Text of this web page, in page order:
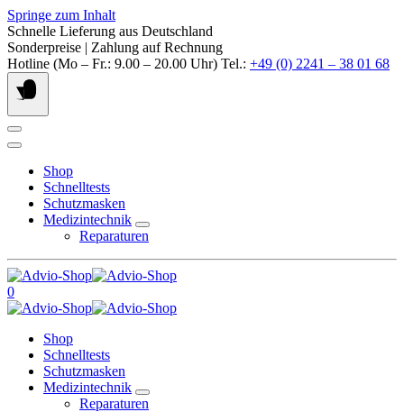
Springe zum Inhalt
Schnelle Lieferung aus Deutschland
Sonderpreise | Zahlung auf Rechnung
Hotline (Mo – Fr.: 9.00 – 20.00 Uhr) Tel.: +49 (0) 2241 – 38 01 68
Shop
Schnelltests
Schutzmasken
Medizintechnik
Reparaturen
0
Shop
Schnelltests
Schutzmasken
Medizintechnik
Reparaturen